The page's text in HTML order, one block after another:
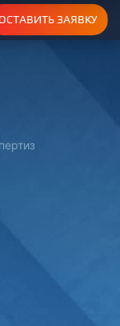
ОСТАВИТЬ ЗАЯВКУ